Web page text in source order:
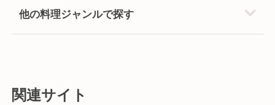
他の料理ジャンルで探す
関連サイト